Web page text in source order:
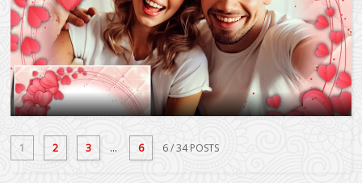
1 2 3 ... 6 6/ 34 POSTS